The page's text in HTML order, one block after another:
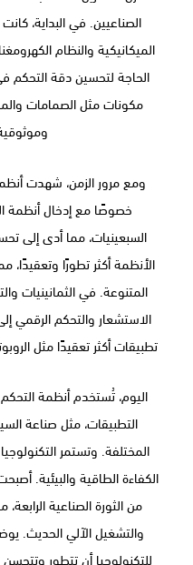
الصناعيين. في البداية،
الميكانيكية والنظام
الحاجة لتحسين دقة التحكم
مكونات مثل الصمامات
ومع مرور الزمن، شهدت
خصوصًا مع إدخال أنظمة
السبعينيات، مما أدى إلى
الأنظمة أكثر تطورًا
المتنوعة. في الثمانينيات
الاستشعار والتحكم الرقمي
تطبيقات أكثر تعقيدًا مثل
اليوم، تُستخدم أنظمة
التطبيقات، مثل صناعة
المختلفة. وتستمر
الكفاءة الطاقية والبيئية.
من الثورة الصناعية
والتشغيل الآلي الحديث.
للتكنولوجيا أن تتطور وتتحسن